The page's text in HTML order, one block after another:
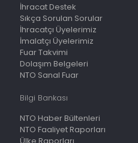
İhracat Destek
Sıkça Sorulan Sorular
İhracatçı Üyelerimiz
İmalatçı Üyelerimiz
Fuar Takvimi
Dolaşım Belgeleri
NTO Sanal Fuar
Bilgi Bankası
NTO Haber Bültenleri
NTO Faaliyet Raporları